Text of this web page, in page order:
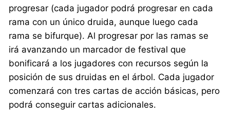
progresar (cada jugador podrá progresar en cada
rama con un único druida, aunque luego cada
rama se bifurque). Al progresar por las ramas se
irá avanzando un marcador de festival que
bonificará a los jugadores con recursos según la
posición de sus druidas en el árbol. Cada jugador
comenzará con tres cartas de acción básicas, pero
podrá conseguir cartas adicionales.